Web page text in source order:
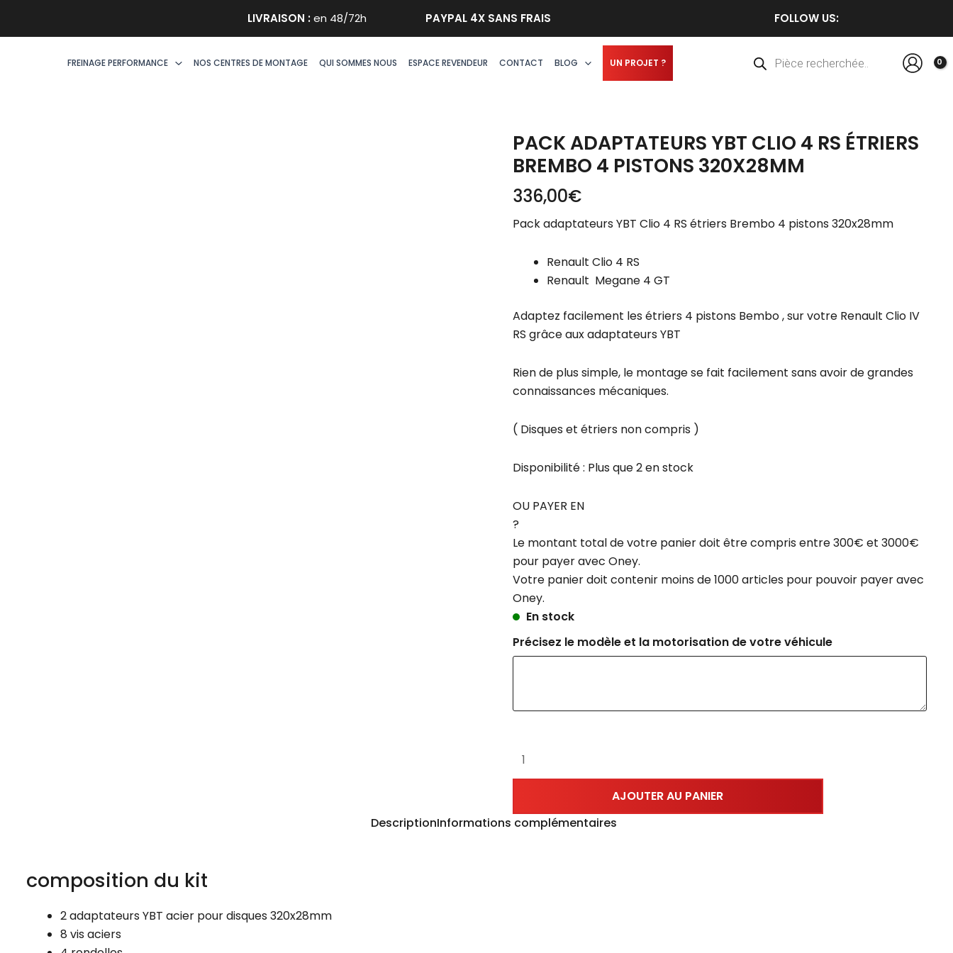
LIVRAISON : en 48/72h PAYPAL 4X SANS FRAIS FOLLOW US:
FREINAGE PERFORMANCE NOS CENTRES DE MONTAGE QUI SOMMES NOUS ESPACE REVENDEUR CONTACT BLOG UN PROJET ?
Recherche
produits
PACK ADAPTATEURS YBT CLIO 4 RS ÉTRIERS
BREMBO 4 PISTONS 320X28MM
336,00€
Pack adaptateurs YBT Clio 4 RS étriers Brembo 4 pistons 320x28mm
Renault Clio 4 RS
Renault Megane 4 GT
Adaptez facilement les étriers 4 pistons Bembo , sur votre Renault Clio IV
RS grâce aux adaptateurs YBT
Rien de plus simple, le montage se fait facilement sans avoir de grandes
connaissances mécaniques.
( Disques et étriers non compris )
Disponibilité : Plus que 2 en stock
OU PAYER EN
?
Le montant total de votre panier doit être compris entre 300€ et 3000€
pour payer avec Oney.
Votre panier doit contenir moins de 1000 articles pour pouvoir payer avec
Oney.
En stock
Précisez le modèle et la motorisation de votre véhicule
de
adaptateurs
RS
étriers
Brembo
4
320x28mm
AJOUTER AU PANIER
DescriptionInformations complémentaires
composition du kit
2 adaptateurs YBT acier pour disques 320x28mm
8 vis aciers